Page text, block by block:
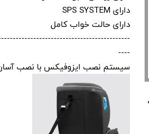
دارای SPS SYSTEM
دارای حالت خواب کامل
----
سیستم نصب ایزوفیکس با نصب